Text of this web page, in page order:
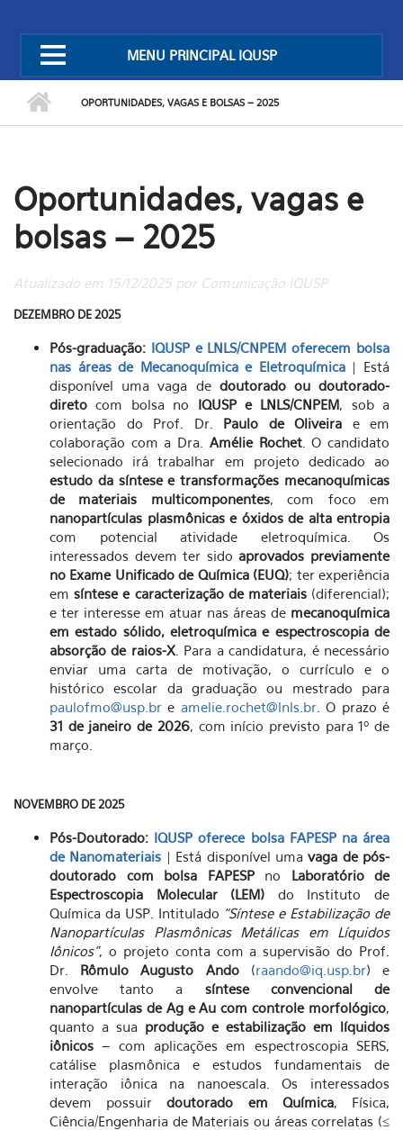
MENU PRINCIPAL IQUSP
OPORTUNIDADES, VAGAS E BOLSAS – 2025
Oportunidades, vagas e
bolsas – 2025
Atualizado em 15/12/2025 por Comunicação IQUSP
DEZEMBRO DE 2025
Pós-graduação: IQUSP e LNLS/CNPEM oferecem bolsa
nas áreas de Mecanoquímica e Eletroquímica| Está
disponível uma vaga de doutorado ou doutorado-
direto com bolsa no IQUSP e LNLS/CNPEM, sob a
orientação do Prof. Dr. Paulo de Oliveira e em
colaboração com a Dra. Amélie Rochet. O candidato
selecionado irá trabalhar em projeto dedicado ao
estudo da síntese e transformações mecanoquímicas
de materiais multicomponentes, com foco em
nanopartículas plasmônicas e óxidos de alta entropia
com potencial atividade eletroquímica. Os
interessados devem ter sido aprovados previamente
no Exame Unificado de Química (EUQ); ter experiência
emsíntese e caracterização de materiais(diferencial);
e ter interesse em atuar nas áreas de mecanoquímica
em estado sólido, eletroquímica e espectroscopia de
absorção de raios-X. Para a candidatura, é necessário
enviar uma carta de motivação, o currículo e o
histórico escolar da graduação ou mestrado para
paulofmo@usp.br e amelie.rochet@lnls.br. O prazo é
31 de janeiro de 2026, com início previsto para 1º de
março.
NOVEMBRO DE 2025
Pós-Doutorado: IQUSP oferece bolsa FAPESP na área
de Nanomateriais | Está disponível umavaga de pós-
doutorado com bolsa FAPESPno Laboratório de
Espectroscopia Molecular (LEM) do Instituto de
Química da USP. Intitulado “Síntese e Estabilização de
Nanopartículas Plasmônicas Metálicas em Líquidos
Iônicos”, o projeto conta com a supervisão do Prof.
Dr. Rômulo Augusto Ando(raando@iq.usp.br) e
envolve tanto a síntese convencional de
nanopartículas de Ag e Au com controle morfológico,
quanto a sua produção e estabilização em líquidos
iônicos – com aplicações em espectroscopia SERS,
catálise plasmônica e estudos fundamentais de
interação iônica na nanoescala. Os interessados
devem possuirdoutorado em Química, Física,
Ciência/Engenharia de Materiais ou áreas correlatas (≤